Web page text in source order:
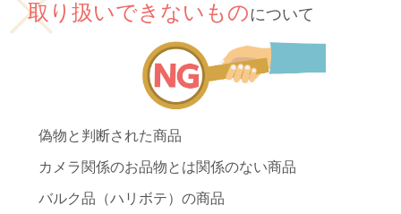
取り扱いできないものについて
偽物と判断された商品
カメラ関係のお品物とは関係のない商品
バルク品（ハリボテ）の商品